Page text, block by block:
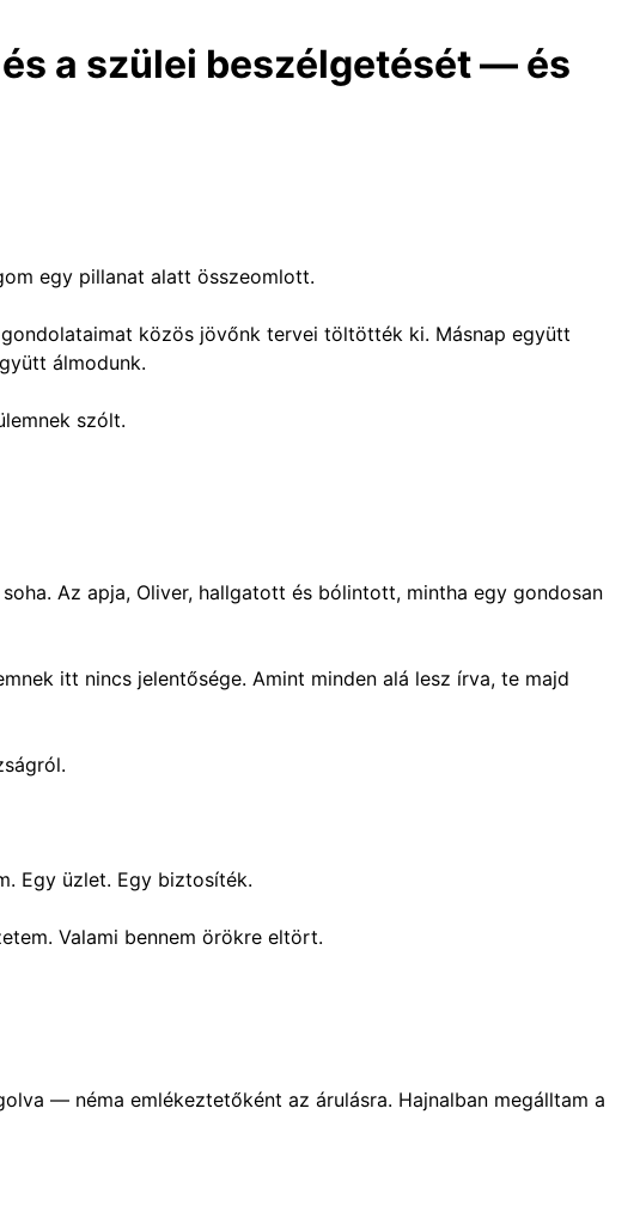
a szülei beszélgetését — és
egy pillanat alatt összeomlott.
közös jövőnk tervei töltötték ki. Másnap együtt
álmodunk.
szólt.
Az apja, Oliver, hallgatott és bólintott, mintha egy gondosan
itt nincs jelentősége. Amint minden alá lesz írva, te majd
Egy üzlet. Egy biztosíték.
Valami bennem örökre eltört.
— néma emlékeztetőként az árulásra. Hajnalban megálltam a